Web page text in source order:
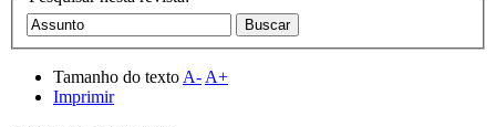
Tamanho do texto A- A+
Imprimir